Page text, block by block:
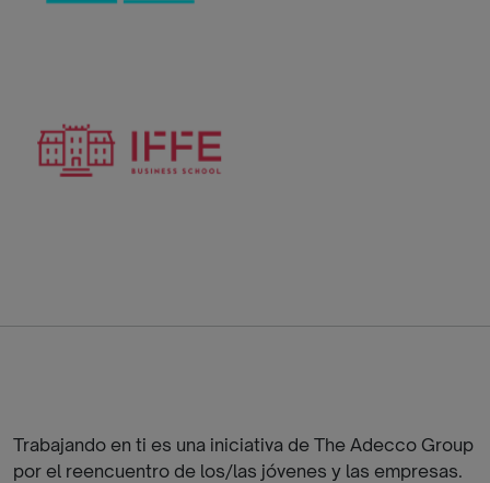
Trabajando en ti es una iniciativa de The Adecco Group
por el reencuentro de los/las jóvenes y las empresas.